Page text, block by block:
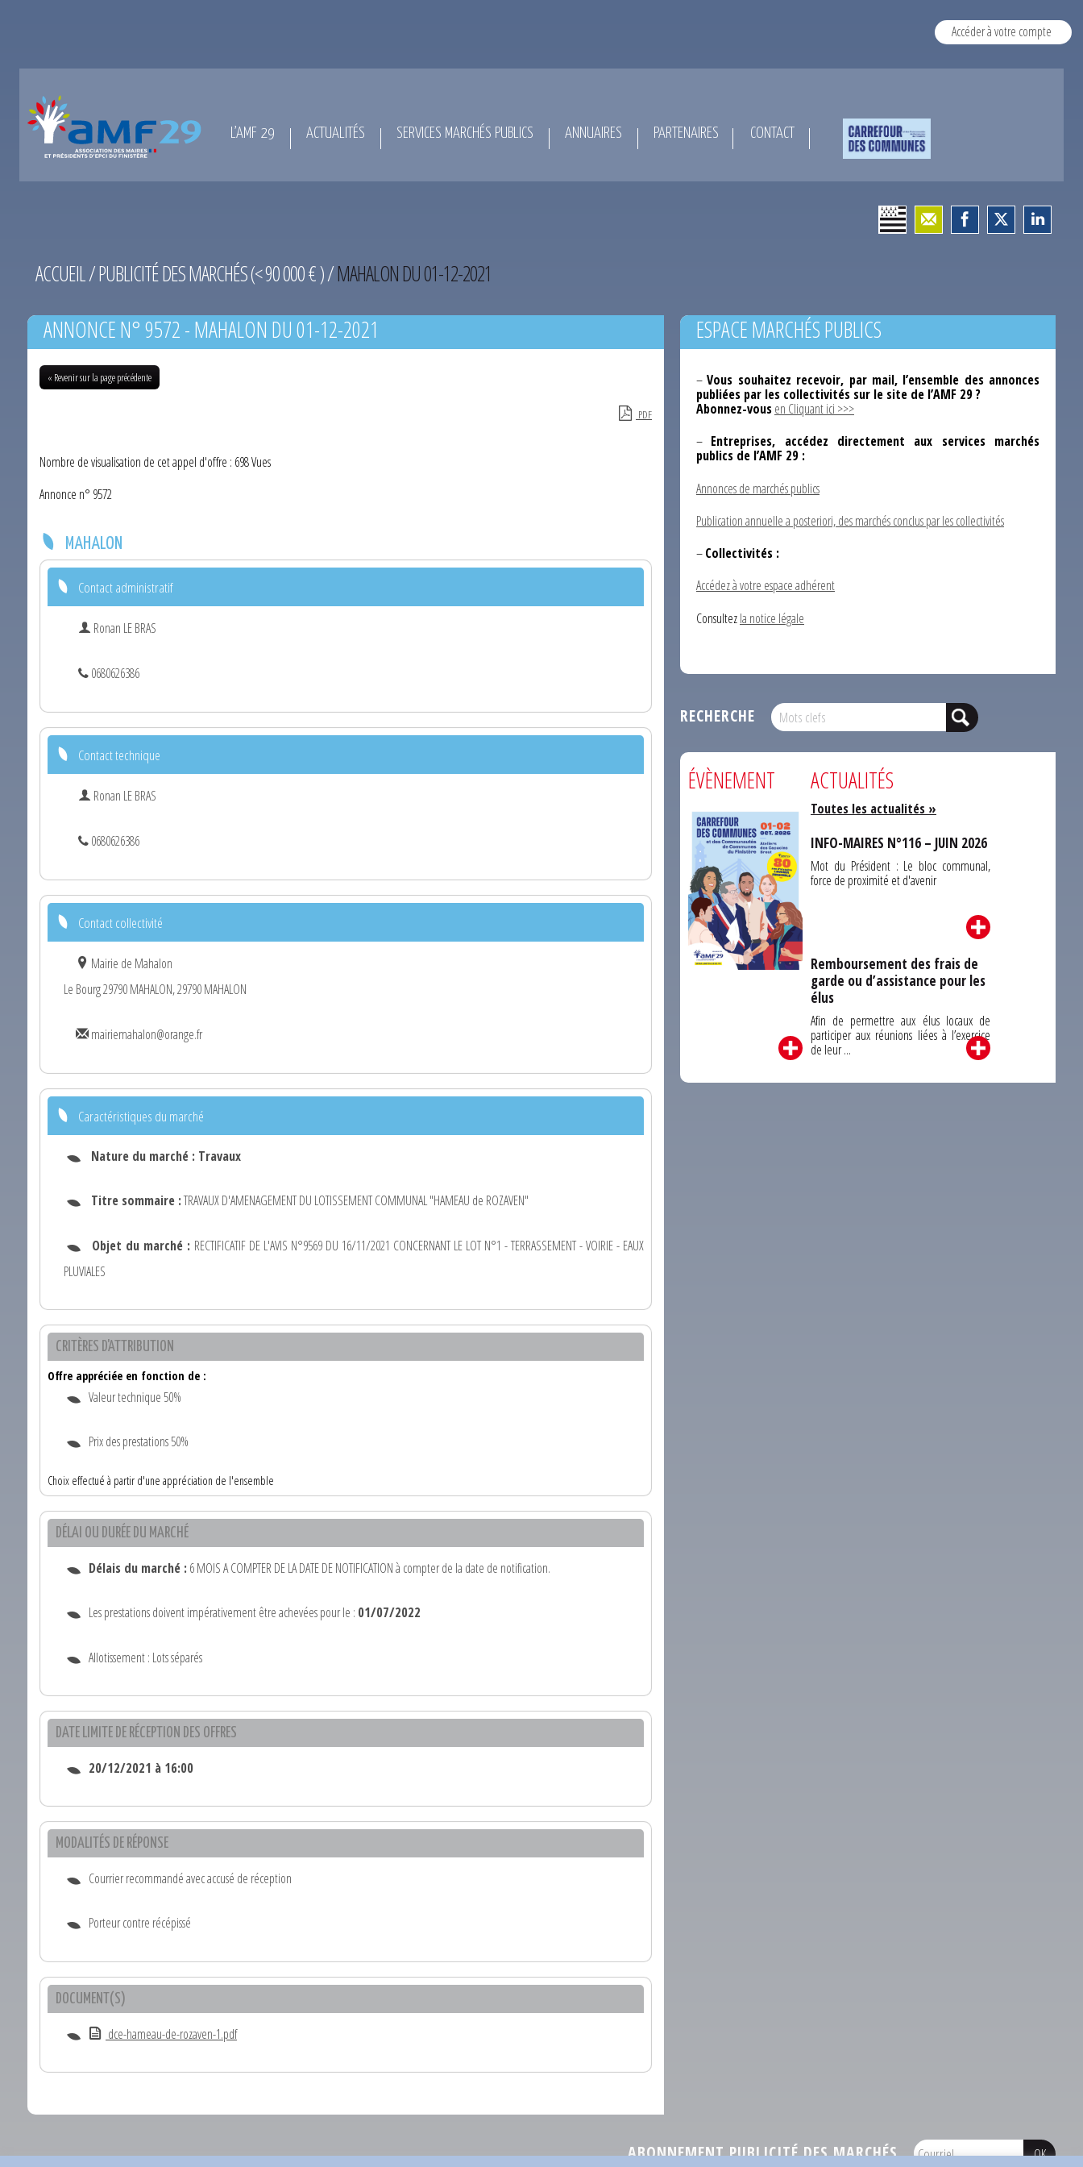
Accéder à votre compte
L’AMF 29 ACTUALITÉS SERVICES MARCHÉS PUBLICS ANNUAIRES PARTENAIRES CONTACT
ACCUEIL/PUBLICITÉ DES MARCHÉS (< 90 000 € )/MAHALON DU 01-12-2021
ANNONCE N° 9572 - MAHALON DU 01-12-2021
« Revenir sur la page précédente
PDF
Nombre de visualisation de cet appel d'offre : 698 Vues
Annonce n° 9572
MAHALON
Contact administratif
Ronan LE BRAS
0680626386
Contact technique
Ronan LE BRAS
0680626386
Contact collectivité
Mairie de Mahalon
Le Bourg 29790 MAHALON, 29790 MAHALON
mairiemahalon@orange.fr
Caractéristiques du marché
Nature du marché : Travaux
Titre sommaire :TRAVAUX D'AMENAGEMENT DU LOTISSEMENT COMMUNAL "HAMEAU de ROZAVEN"
Objet du marché : RECTIFICATIF DE L'AVIS N°9569 DU 16/11/2021 CONCERNANT LE LOT N°1 - TERRASSEMENT - VOIRIE - EAUX
PLUVIALES
CRITÈRES D'ATTRIBUTION
Offre appréciée en fonction de :
Valeur technique 50%
Prix des prestations 50%
Choix effectué à partir d'une appréciation de l'ensemble
DÉLAI OU DURÉE DU MARCHÉ
Délais du marché : 6 MOIS A COMPTER DE LA DATE DE NOTIFICATION à compter de la date de notification.
Les prestations doivent impérativement être achevées pour le : 01/07/2022
Allotissement : Lots séparés
DATE LIMITE DE RÉCEPTION DES OFFRES
20/12/2021 à 16:00
MODALITÉS DE RÉPONSE
Courrier recommandé avec accusé de réception
Porteur contre récépissé
DOCUMENT(S)
dce-hameau-de-rozaven-1.pdf
ESPACE MARCHÉS PUBLICS
–Vous souhaitez recevoir, par mail, l’ensemble des annonces
publiées par les collectivités sur le site de l’AMF 29 ?
Abonnez-vousen Cliquant ici >>>
– Entreprises, accédez directement aux services marchés
publics de l’AMF 29 :
Annonces de marchés publics
Publication annuelle a posteriori, des marchés conclus par les collectivités
–Collectivités :
Accédez à votre espace adhérent
Consultezla notice légale
RECHERCHE
ÉVÈNEMENT ACTUALITÉS
Toutes les actualités »
INFO-MAIRES N°116 – JUIN 2026
Mot du Président : Le bloc communal,
force de proximité et d'avenir
Remboursement des frais de
garde ou d’assistance pour les
élus
Afin de permettre aux élus locaux de
participer aux réunions liées à l’exercice
de leur ...
ABONNEMENT PUBLICITÉ DES MARCHÉS